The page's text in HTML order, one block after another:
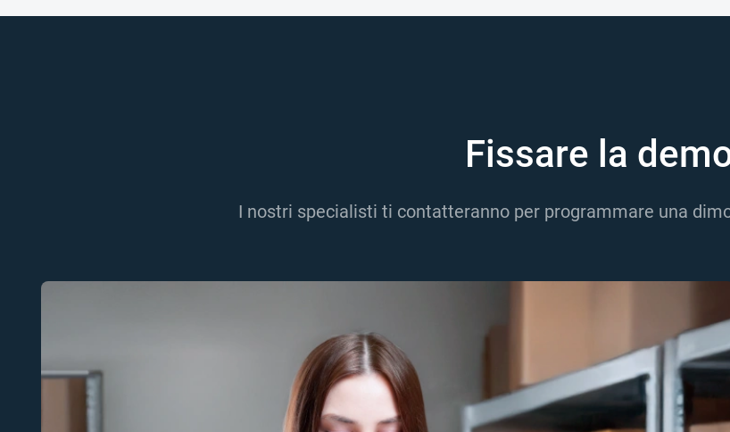
Fissare la
I nostri specialisti ti contatteranno per programmare una